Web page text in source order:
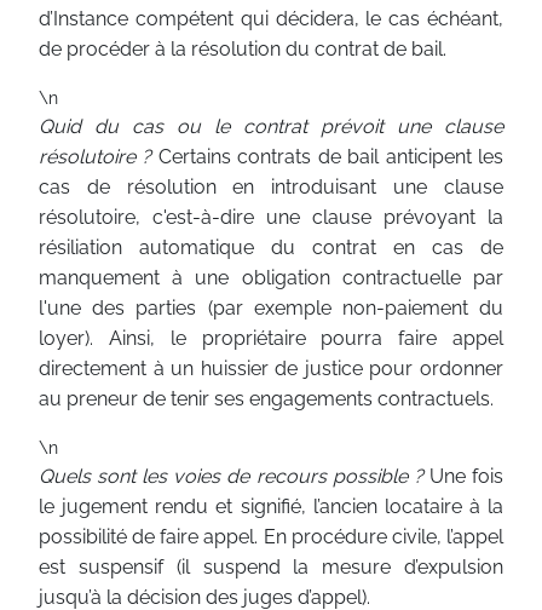
d’Instance compétent qui décidera, le cas échéant,
de procéder à la résolution du contrat de bail.
\n
Quid du cas ou le contrat prévoit une clause
résolutoire ?Certains contrats de bail anticipent les
cas de résolution en introduisant une clause
résolutoire, c'est-à-dire une clause prévoyant la
résiliation automatique du contrat en cas de
manquement à une obligation contractuelle par
l'une des parties (par exemple non-paiement du
loyer). Ainsi, le propriétaire pourra faire appel
directement à un huissier de justice pour ordonner
au preneur de tenir ses engagements contractuels.
\n
Quels sont les voies de recours possible ?Une fois
le jugement rendu et signifié, l’ancien locataire à la
possibilité de faire appel. En procédure civile, l’appel
est suspensif (il suspend la mesure d’expulsion
jusqu’à la décision des juges d’appel).